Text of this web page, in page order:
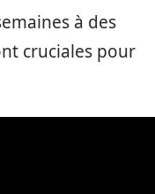
à des
cruciales pour